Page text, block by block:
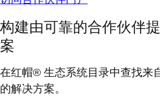
构建由可靠的合作伙伴
案
在红帽® 生态系统目录中查找来
的解决方案。